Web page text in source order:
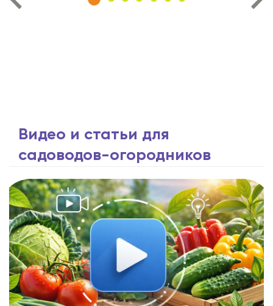
Видео и статьи для
садоводов-огородников